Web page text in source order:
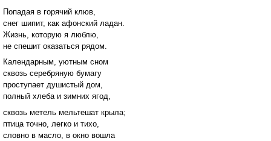
Попадая в горячий клюв,
снег шипит, как афонский ладан.
Жизнь, которую я люблю,
не спешит оказаться рядом.
Календарным, уютным сном
сквозь серебряную бумагу
проступает душистый дом,
полный хлеба и зимних ягод,
сквозь метель мельтешат крыла;
птица точно, легко и тихо,
словно в масло, в окно вошла